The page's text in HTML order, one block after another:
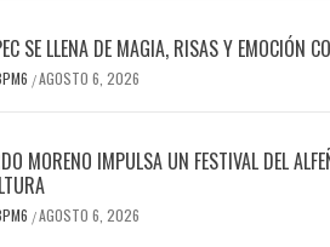
SE LLENA DE MAGIA, RISAS Y EMOCIÓN
/AGOSTO 6, 2026
MORENO IMPULSA UN FESTIVAL DEL
/AGOSTO 6, 2026